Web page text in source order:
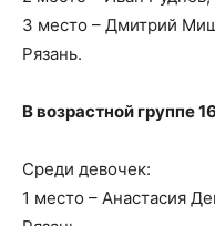
3 место – Дмитрий
Рязань.
В возрастной группе
Среди девочек:
1 место – Анастасия